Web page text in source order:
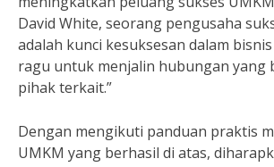
David White, seorang pengusaha
adalah kunci kesuksesan dalam
ragu untuk menjalin hubungan yang
pihak terkait.”
Dengan mengikuti panduan praktis
UMKM yang berhasil di atas,